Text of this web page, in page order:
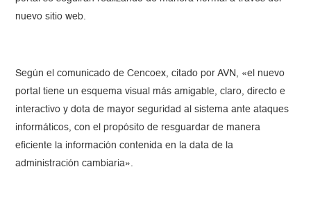
nuevo sitio web.
Según el comunicado de Cencoex, citado por AVN, «el nuevo
portal tiene un esquema visual más amigable, claro, directo e
interactivo y dota de mayor seguridad al sistema ante ataques
informáticos, con el propósito de resguardar de manera
eficiente la información contenida en la data de la
administración cambiaria».